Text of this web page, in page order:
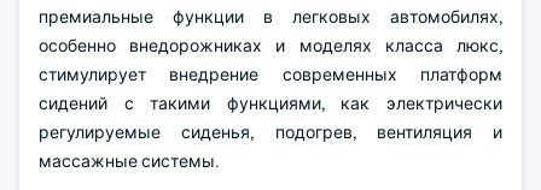
премиальные функции в легковых автомобилях,
особенно внедорожниках и моделях класса люкс,
стимулирует внедрение современных платформ
сидений с такими функциями, как электрически
регулируемые сиденья, подогрев, вентиляция и
массажные системы.